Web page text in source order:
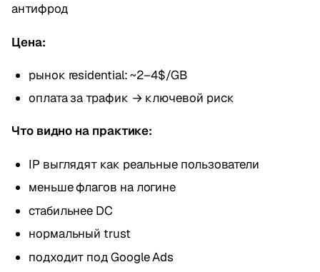
антифрод
Цена:
рынок residential: ~2–4$/GB
оплата за трафик → ключевой риск
Что видно на практике:
IP выглядят как реальные пользователи
меньше флагов на логине
стабильнее DC
нормальный trust
подходит под Google Ads